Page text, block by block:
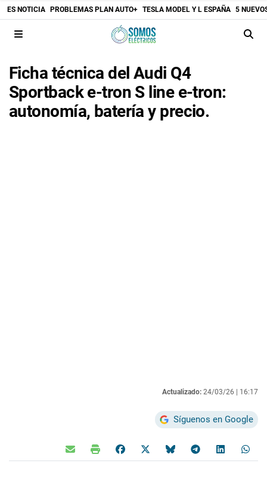
ES NOTICIA PROBLEMAS PLAN AUTO+ TESLA MODEL Y L ESPAÑA 5
Ficha técnica del Audi Q4
Sportback e-tron S line e-tron:
autonomía, batería y precio.
Actualizado: 24/03/26 | 16:17
Síguenos en Google